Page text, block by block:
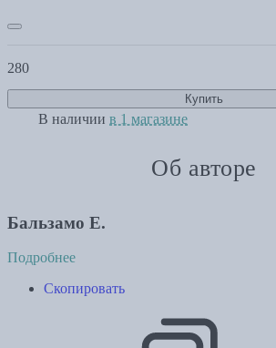
280
Купить
В наличии в 1 магазине
Об авторе
Бальзамо Е.
Подробнее
Скопировать